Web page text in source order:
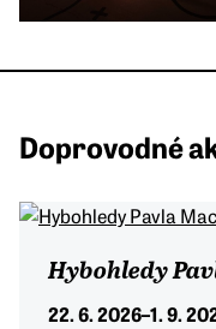
Doprovodné
Hybohledy
22. 6. 2026–1. 9.